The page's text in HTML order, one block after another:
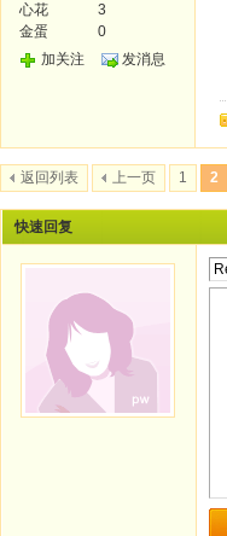
心花
3
金蛋
0
加关注
发消息
返回列表 上一页 1 2
快速回复